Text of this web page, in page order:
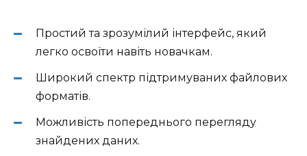
Простий та зрозумілий інтерфейс, який
легко освоїти навіть новачкам.
Широкий спектр підтримуваних файлових
форматів.
Можливість попереднього перегляду
знайдених даних.